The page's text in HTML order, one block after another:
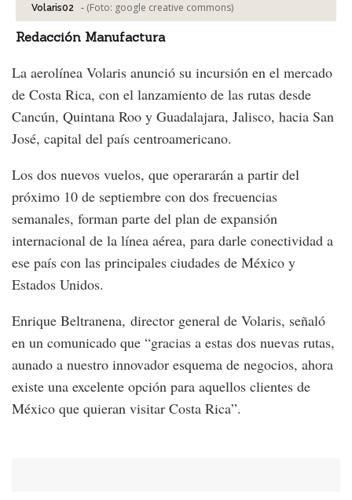
Volaris02 - (Foto: google creative commons)
Redacción Manufactura
La aerolínea Volaris anunció su incursión en el mercado
de Costa Rica, con el lanzamiento de las rutas desde
Cancún, Quintana Roo y Guadalajara, Jalisco, hacia San
José, capital del país centroamericano.
Los dos nuevos vuelos, que operararán a partir del
próximo 10 de septiembre con dos frecuencias
semanales, forman parte del plan de expansión
internacional de la línea aérea, para darle conectividad a
ese país con las principales ciudades de México y
Estados Unidos.
Enrique Beltranena, director general de Volaris, señaló
en un comunicado que “gracias a estas dos nuevas rutas,
aunado a nuestro innovador esquema de negocios, ahora
existe una excelente opción para aquellos clientes de
México que quieran visitar Costa Rica”.